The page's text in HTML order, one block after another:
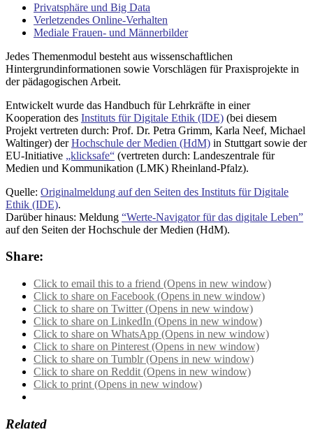
Privatsphäre und Big Data
Verletzendes Online-Verhalten
Mediale Frauen- und Männerbilder
Jedes Themenmodul besteht aus wissenschaftlichen
Hintergrundinformationen sowie Vorschlägen für Praxisprojekte in
der pädagogischen Arbeit.
Entwickelt wurde das Handbuch für Lehrkräfte in einer
Kooperation des Instituts für Digitale Ethik (IDE) (bei diesem
Projekt vertreten durch: Prof. Dr. Petra Grimm, Karla Neef, Michael
Waltinger) derHochschule der Medien (HdM) in Stuttgart sowie der
EU-Initiative „klicksafe“ (vertreten durch: Landeszentrale für
Medien und Kommunikation (LMK) Rheinland-Pfalz).
Quelle: Originalmeldung auf den Seiten des Instituts für Digitale
Ethik (IDE).
Darüber hinaus: Meldung “Werte-Navigator für das digitale Leben”
auf den Seiten der Hochschule der Medien (HdM).
Share:
Click to email this to a friend (Opens in new window)
Click to share on Facebook (Opens in new window)
Click to share on Twitter (Opens in new window)
Click to share on LinkedIn (Opens in new window)
Click to share on WhatsApp (Opens in new window)
Click to share on Pinterest (Opens in new window)
Click to share on Tumblr (Opens in new window)
Click to share on Reddit (Opens in new window)
Click to print (Opens in new window)
Related